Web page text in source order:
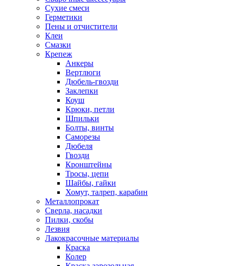
Сухие смеси
Герметики
Пены и отчистители
Клеи
Смазки
Крепеж
Анкеры
Вертлюги
Дюбель-гвозди
Заклепки
Коуш
Крюки, петли
Шпильки
Болты, винты
Саморезы
Дюбеля
Гвозди
Кронштейны
Тросы, цепи
Шайбы, гайки
Хомут, талреп, карабин
Металлопрокат
Сверла, насадки
Пилки, скобы
Лезвия
Лакокрасочные материалы
Краска
Колер